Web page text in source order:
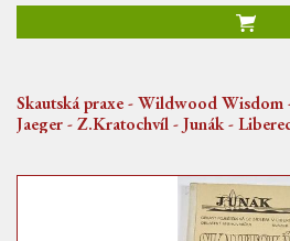
Skautská praxe - Wildwood Wisdom
Jaeger - Z.Kratochvíl - Junák -